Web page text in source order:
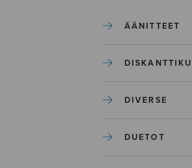
ÄÄNITTEET
DIVERSE
DUETOT